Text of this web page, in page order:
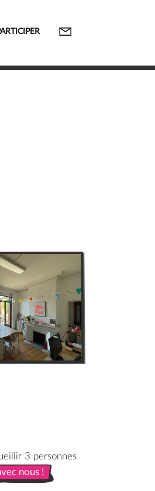

3 personnes
nous !
nous !